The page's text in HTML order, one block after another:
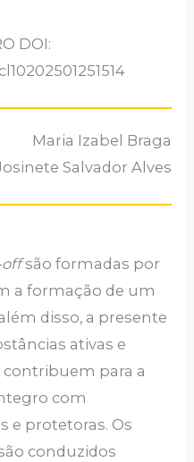
DOI:
Maria Izabel Braga
Salvador Alves
são formadas por
a formação de um
disso, a presente
ativas e
para a
com
e protetoras. Os
conduzidos